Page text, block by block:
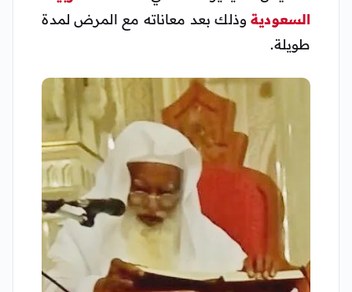
السعوديةوذلك بعد معاناته مع المرض لمدة
طويلة.